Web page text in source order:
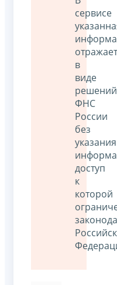
сервисе
в
виде
решений
ФНС
России
без
указания
доступ
к
которой